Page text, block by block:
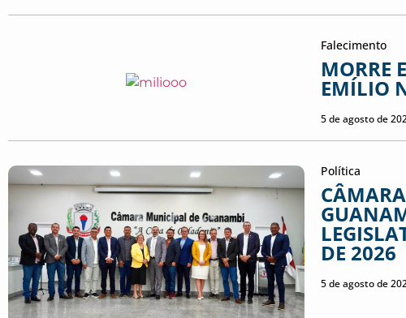
Falecimento
MORRE
EMÍLIO
5 de agosto de
Política
DE 2026
5 de agosto de